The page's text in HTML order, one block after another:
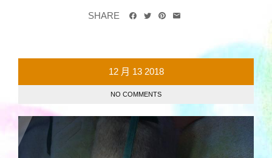
SHARE
12 月 13 2018
NO COMMENTS